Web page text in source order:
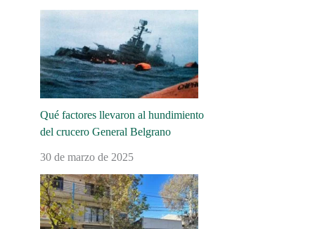
Qué factores llevaron al hundimiento
del crucero General Belgrano
30 de marzo de 2025